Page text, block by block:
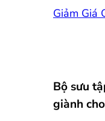
Giảm Giá
Bộ sưu
giành